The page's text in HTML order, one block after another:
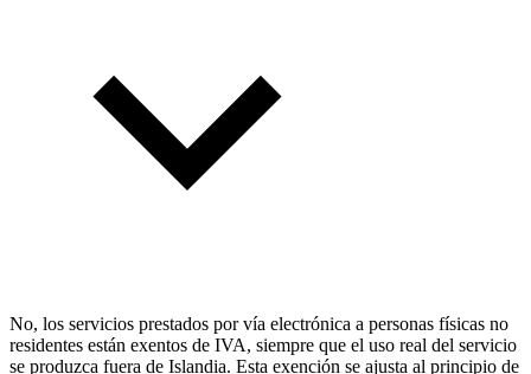
No, los servicios prestados por vía electrónica a personas físicas no
residentes están exentos de IVA, siempre que el uso real del servicio
se produzca fuera de Islandia. Esta exención se ajusta al principio de